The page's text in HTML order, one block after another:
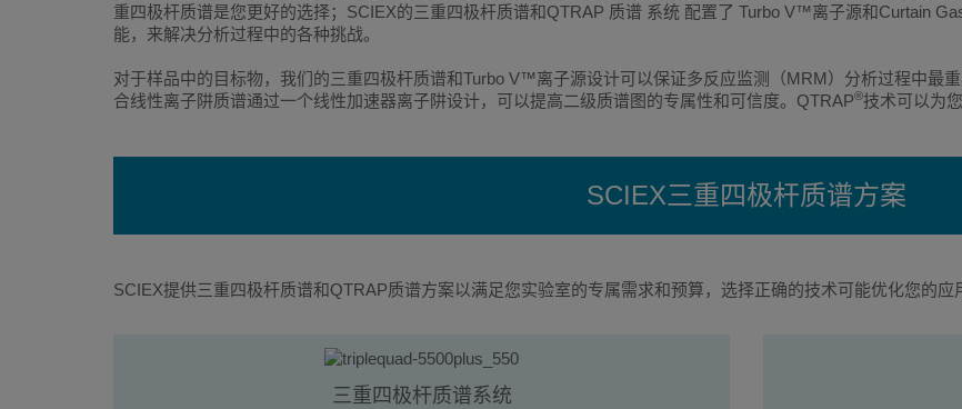
重四极杆质谱是您更好的选择；SCIEX的三重四极杆质谱和QTRAP 质谱 系统 配置了 Turbo V™离子源和Curtain
能，来解决分析过程中的各种挑战。
对于样品中的目标物，我们的三重四极杆质谱和Turbo V™离子源设计可以保证多反应监测（MRM）分析过程中最
合线性离子阱质谱通过一个线性加速器离子阱设计，可以提高二级质谱图的专属性和可信度。QTRAP®技术可以为
SCIEX三重四极杆质谱方案
SCIEX提供三重四极杆质谱和QTRAP质谱方案以满足您实验室的专属需求和预算，选择正确的技术可能优化您的应
三重四极杆质谱系统